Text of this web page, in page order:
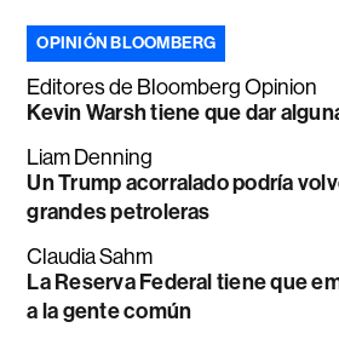
OPINIÓN BLOOMBERG
Editores de Bloomberg Opinion
Kevin Warsh tiene que dar
Liam Denning
Un Trump acorralado podría
grandes petroleras
Claudia Sahm
La Reserva Federal tiene que
a la gente común